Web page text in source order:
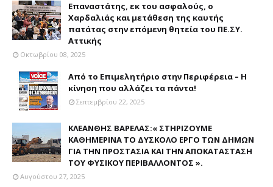
Επαναστάτης, εκ του ασφαλούς, ο
Χαρδαλιάς και μετάθεση της καυτής
πατάτας στην επόμενη θητεία του ΠΕ.ΣΥ.
Αττικής
Οκτωβρίου 08, 2025
Από το Επιμελητήριο στην Περιφέρεια – Η
κίνηση που αλλάζει τα πάντα!
Σεπτεμβρίου 22, 2025
ΚΛΕΑΝΘΗΣ ΒΑΡΕΛΑΣ:« ΣΤΗΡΙΖΟΥΜΕ
ΚΑΘΗΜΕΡΙΝΑ ΤΟ ΔΥΣΚΟΛΟ ΕΡΓΟ ΤΩΝ ΔΗΜΩΝ
ΓΙΑ ΤΗΝ ΠΡΟΣΤΑΣΙΑ ΚΑΙ ΤΗΝ ΑΠΟΚΑΤΑΣΤΑΣΗ
ΤΟΥ ΦΥΣΙΚΟΥ ΠΕΡΙΒΑΛΛΟΝΤΟΣ ».
Αυγούστου 27, 2025